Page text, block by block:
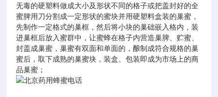
无毒的硬塑料做成大小及形状不同的格子或把盖封好的全
蜜脾用刀分割成一定形状的蜜块并用硬塑料盒装的巢蜜，
先制作一定格式的巢框，然后将小块的巢础嵌入格内，装
进巢框后放入蜜群中，让蜜蜂在格子内营造巢脾、贮蜜、
封盖成巢蜜，巢蜜有双面和单面的，酿制成符合规格的巢
蜜后，取下成熟的巢蜜块，装盒、包装即成为市场上的商
品巢蜜；